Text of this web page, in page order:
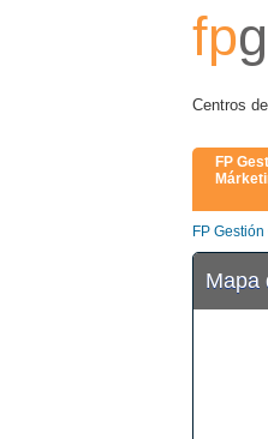
fp
Centros
FP
FP
Mapa